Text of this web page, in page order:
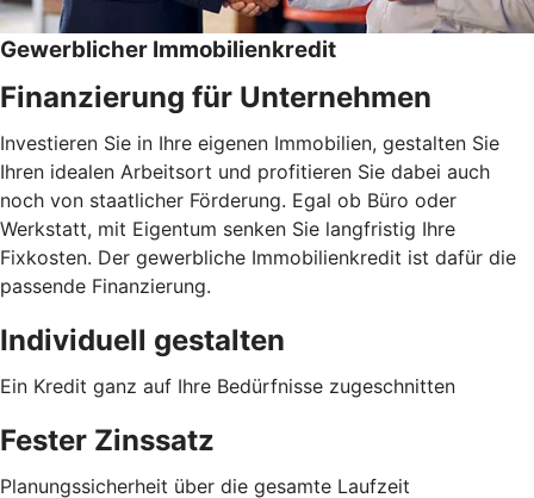
Gewerblicher Immobilienkredit
Finanzierung für Unternehmen
Investieren Sie in Ihre eigenen Immobilien, gestalten Sie
Ihren idealen Arbeitsort und profitieren Sie dabei auch
noch von staatlicher Förderung. Egal ob Büro oder
Werkstatt, mit Eigentum senken Sie langfristig Ihre
Fixkosten. Der gewerbliche Immobilienkredit ist dafür die
passende Finanzierung.
Individuell gestalten
Ein Kredit ganz auf Ihre Bedürfnisse zugeschnitten
Fester Zinssatz
Planungssicherheit über die gesamte Laufzeit